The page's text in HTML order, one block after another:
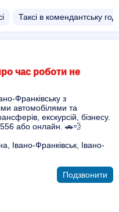
Таксі в комендантську
час роботи не
Франківську з
автомобілями та
екскурсій, бізнесу.
або онлайн. 🚗💨
Івано-Франківськ, Івано-
Подзвонити